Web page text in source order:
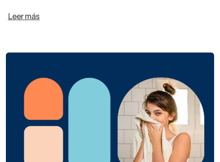
Leer más